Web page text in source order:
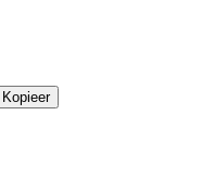
Kopieer